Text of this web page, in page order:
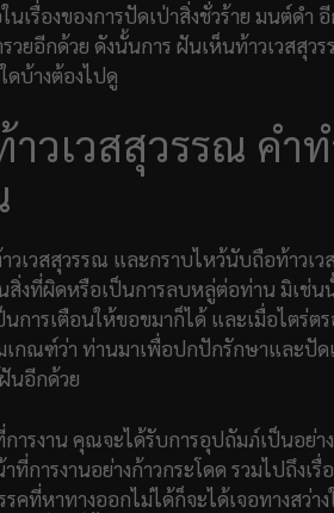
นเรื่องของการปัดเป่าสิ่งชั่วร้าย มนต์ดำ
รวยอีกด้วย ดังนั้นการ ฝันเห็นท้าวเวสสุ
ดบ้างต้องไปดู
วเวสสุวรรณ คำ
เวสสุวรรณ และกราบไหว้นับถือท้าวเ
สิ่งที่ผิดหรือเป็นการลบหลู่ต่อท่าน มิเช่
การเตือนให้ขอขมาก็ได้ และเมื่อไตร่ต
เกณฑ์ว่า ท่านมาเพื่อปกปักรักษาและปัด
นอีกด้วย
การงาน คุณจะได้รับการอุปถัมภ์เป็นอ
ที่การงานอย่างก้าวกระโดด รวมไปถึง
คที่หาทางออกไม่ได้ก็จะได้เจอทางสว่